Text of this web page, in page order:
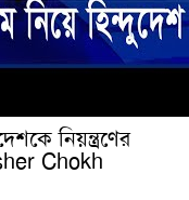
নিয়ন্ত্রণের
Chokh